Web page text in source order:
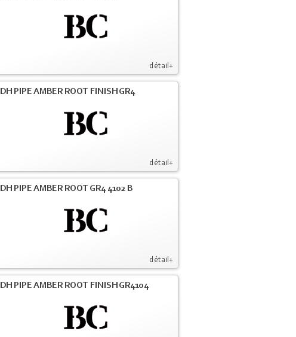
détail+
détail+
DH PIPE AMBER ROOT FINISH GR4
détail+
DH PIPE AMBER ROOT GR4 4102 B
DH PIPE AMBER ROOT FINISH GR4104